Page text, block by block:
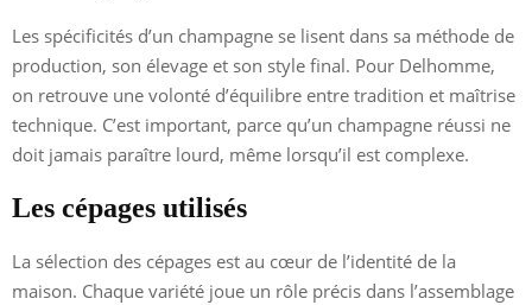
Les spécificités d’un champagne se lisent dans sa méthode de
production, son élevage et son style final. Pour Delhomme,
on retrouve une volonté d’équilibre entre tradition et maîtrise
technique. C’est important, parce qu’un champagne réussi ne
doit jamais paraître lourd, même lorsqu’il est complexe.
Les cépages utilisés
La sélection des cépages est au cœur de l’identité de la
maison. Chaque variété joue un rôle précis dans l’assemblage